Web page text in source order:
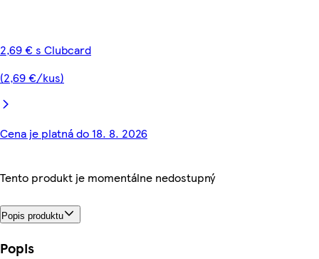
2,69 € s Clubcard
(2,69 €/kus)
Cena je platná do 18. 8. 2026
Tento produkt je momentálne nedostupný
Popis produktu
Popis